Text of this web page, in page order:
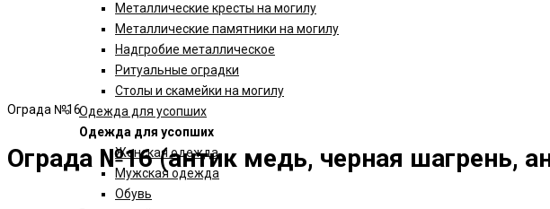
Металлические кресты на могилу
Металлические памятники на могилу
Надгробие металлическое
Ритуальные оградки
Столы и скамейки на могилу
Одежда для усопших
Одежда для усопших
Женская одежда
Мужская одежда
Обувь
Ограда №16
Ограда №16 (антик медь, черная шагрень,